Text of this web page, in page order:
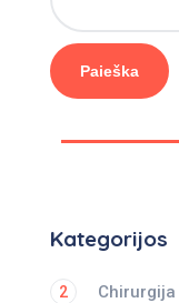
Paieška
Kategorijos
Chirurgija
2